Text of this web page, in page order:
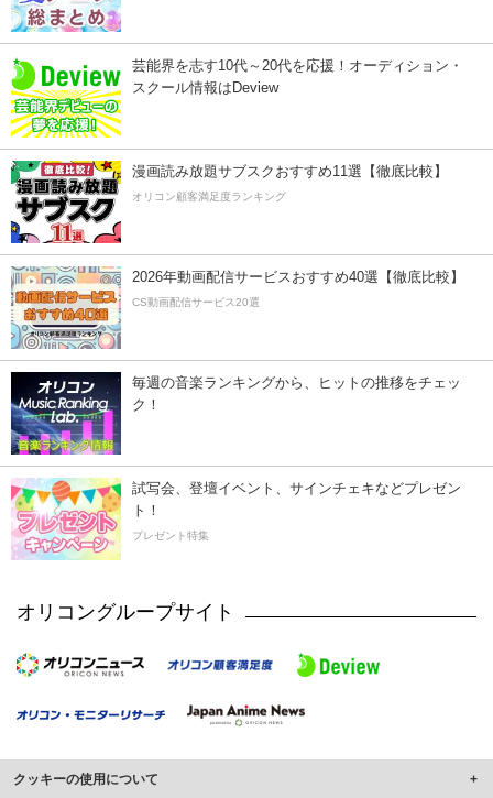
芸能界を志す10代～20代を応援！オーディション・
スクール情報はDeview
漫画読み放題サブスクおすすめ11選【徹底比較】
オリコン顧客満足度ランキング
2026年動画配信サービスおすすめ40選【徹底比較】
CS動画配信サービス20選
毎週の音楽ランキングから、ヒットの推移をチェッ
ク！
試写会、登壇イベント、サインチェキなどプレゼン
ト！
プレゼント特集
オリコングループサイト
クッキーの使用について